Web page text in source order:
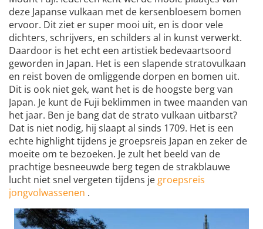
deze Japanse vulkaan met de kersenbloesem bomen
ervoor. Dit ziet er super mooi uit, en is door vele
dichters, schrijvers, en schilders al in kunst verwerkt.
Daardoor is het echt een artistiek bedevaartsoord
geworden in Japan. Het is een slapende stratovulkaan
en reist boven de omliggende dorpen en bomen uit.
Dit is ook niet gek, want het is de hoogste berg van
Japan. Je kunt de Fuji beklimmen in twee maanden van
het jaar. Ben je bang dat de strato vulkaan uitbarst?
Dat is niet nodig, hij slaapt al sinds 1709. Het is een
echte highlight tijdens je groepsreis Japan en zeker de
moeite om te bezoeken. Je zult het beeld van de
prachtige besneeuwde berg tegen de strakblauwe
lucht niet snel vergeten tijdens je groepsreis
jongvolwassenen .